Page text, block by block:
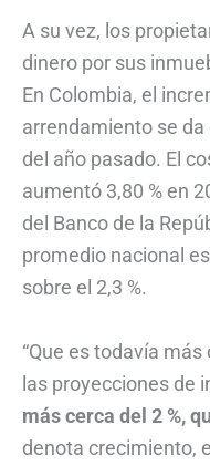
A su vez, los
dinero por sus
En Colombia, el
arrendamiento se
del año pasado. El
aumentó 3,80 % en
del Banco de la
promedio nacional
sobre el 2,3 %.
“Que es todavía
las proyecciones de
más cerca del 2 %,
denota crecimiento,